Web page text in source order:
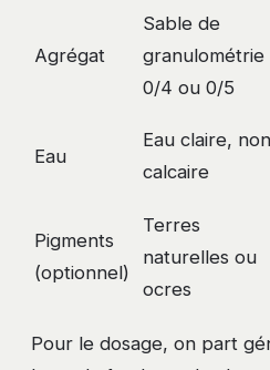
Agrégat
Sable de
granulométrie
0/4 ou 0/5
Eau
Eau claire, non
calcaire
Pigments
(optionnel)
Terres
naturelles ou
ocres
Pour le dosage, on part